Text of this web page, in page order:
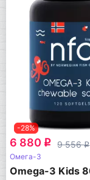
-28%
6 880 q 9 556q
Омега-3
Omega-3 Kids